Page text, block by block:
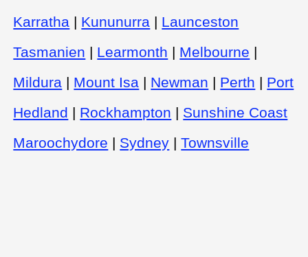
Karratha | Kununurra | Launceston
Tasmanien | Learmonth | Melbourne |
Mildura | Mount Isa | Newman | Perth | Port
Hedland | Rockhampton | Sunshine Coast
Maroochydore | Sydney |Townsville